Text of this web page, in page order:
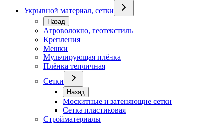
Укрывной материал, сетки
Назад
Агроволокно, геотекстиль
Крепления
Мешки
Мульчирующая плёнка
Плёнка тепличная
Сетки
Назад
Москитные и затеняющие сетки
Сетка пластиковая
Стройматериалы